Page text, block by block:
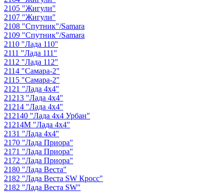
2105 "Жигули"
2107 "Жигули"
2108 "Cпутник"/Samara
2109 "Спутник"/Samara
2110 "Лада 110"
2111 "Лада 111"
2112 "Лада 112"
2114 "Самара-2"
2115 "Самара-2"
2121 "Лада 4х4"
21213 "Лада 4х4"
21214 "Лада 4х4"
212140 "Лада 4х4 Урбан"
21214М "Лада 4х4"
2131 "Лада 4х4"
2170 "Лада Приора"
2171 "Лада Приора"
2172 "Лада Приора"
2180 "Лада Веста"
2182 "Лада Веста SW Кросс"
2182 "Лада Веста SW"